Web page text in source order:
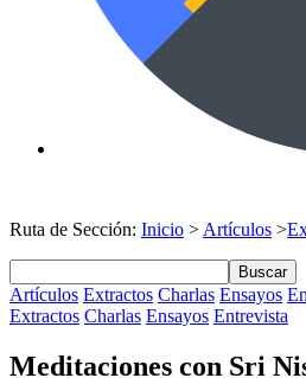
Ruta de Sección: Inicio > Artículos >
Buscar
Artículos Extractos Charlas Ensayos
Extractos Charlas Ensayos Entrevista
Meditaciones con Sri